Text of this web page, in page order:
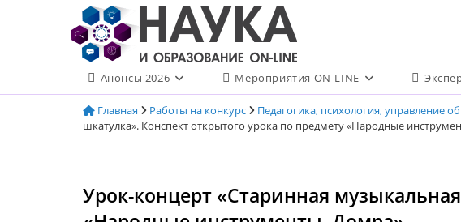
содержимому
Анонсы 2026 Мероприятия ON-LINE
Главная Работы на конкурс Педагогика, психология, управление
шкатулка». Конспект открытого урока по предмету «Народные
Урок-концерт «Старинная